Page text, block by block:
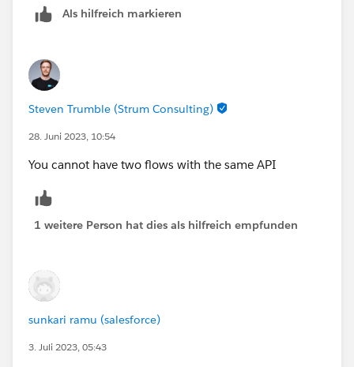
Als hilfreich markieren
Steven Trumble (Strum Consulting)
28. Juni 2023, 10:54
You cannot have two flows with the same API
1 weitere Person hat dies als hilfreich empfunden
sunkari ramu (salesforce)
3. Juli 2023, 05:43